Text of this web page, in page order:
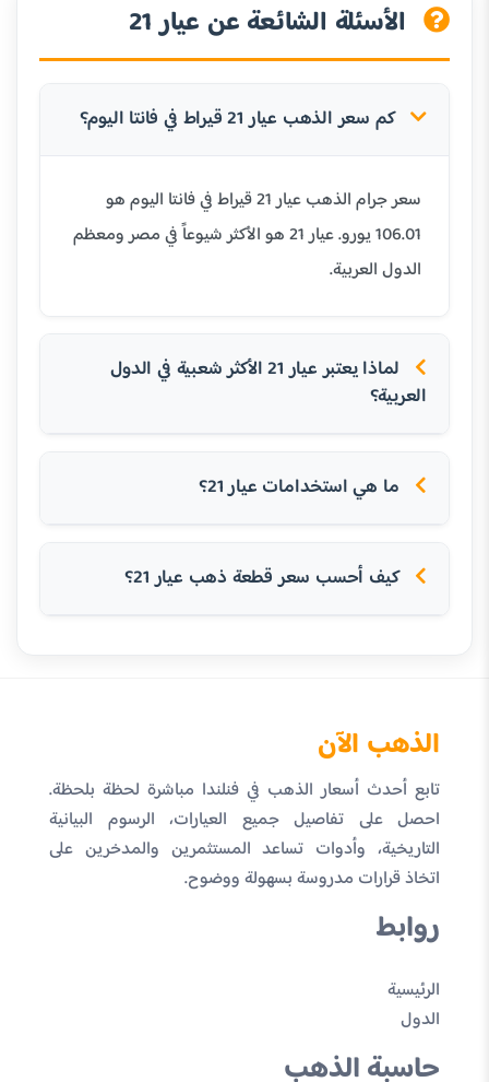
الأسئلة الشائعة عن عيار 21
كم سعر الذهب عيار 21 قيراط في فانتا اليوم؟
سعر جرام الذهب عيار 21 قيراط في فانتا اليوم هو
106.01 يورو. عيار 21 هو الأكثر شيوعاً في مصر ومعظم
الدول العربية.
لماذا يعتبر عيار 21 الأكثر شعبية في الدول
العربية؟
ما هي استخدامات عيار 21؟
كيف أحسب سعر قطعة ذهب عيار 21؟
الذهب الآن
تابع أحدث أسعار الذهب في فنلندا مباشرة لحظة بلحظة.
احصل على تفاصيل جميع العيارات، الرسوم البيانية
التاريخية، وأدوات تساعد المستثمرين والمدخرين على
اتخاذ قرارات مدروسة بسهولة ووضوح.
روابط
الرئيسية
الدول
حاسبة الذهب